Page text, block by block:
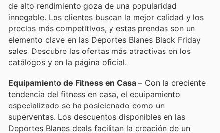
de alto rendimiento goza de una popularidad
innegable. Los clientes buscan la mejor calidad y los
precios más competitivos, y estas prendas son un
elemento clave en las Deportes Blanes Black Friday
sales. Descubre las ofertas más atractivas en los
catálogos y en la página oficial.
Equipamiento de Fitness en Casa – Con la creciente
tendencia del fitness en casa, el equipamiento
especializado se ha posicionado como un
superventas. Los descuentos disponibles en las
Deportes Blanes deals facilitan la creación de un